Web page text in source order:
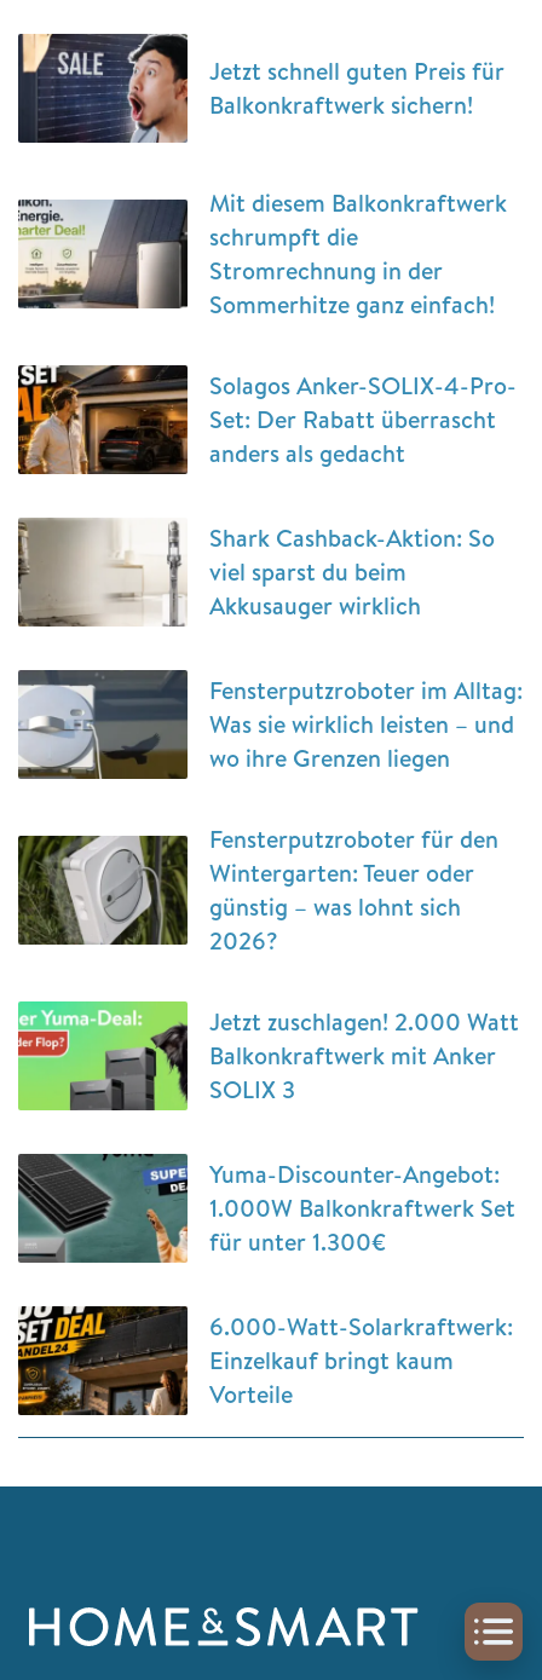
Jetzt schnell guten Preis für
Balkonkraftwerk sichern!
Mit diesem Balkonkraftwerk
schrumpft die
Stromrechnung in der
Sommerhitze ganz einfach!
Solagos Anker-SOLIX-4-Pro-
Set: Der Rabatt überrascht
anders als gedacht
Shark Cashback-Aktion: So
viel sparst du beim
Akkusauger wirklich
Fensterputzroboter im Alltag:
Was sie wirklich leisten – und
wo ihre Grenzen liegen
Fensterputzroboter für den
Wintergarten: Teuer oder
günstig – was lohnt sich
2026?
Jetzt zuschlagen! 2.000 Watt
Balkonkraftwerk mit Anker
SOLIX 3
Yuma-Discounter-Angebot:
1.000W Balkonkraftwerk Set
für unter 1.300€
6.000-Watt-Solarkraftwerk:
Einzelkauf bringt kaum
Vorteile